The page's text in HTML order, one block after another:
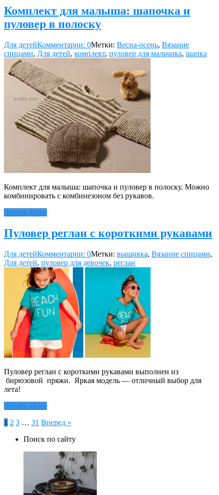
Комплект для малыша: шапочка и
пуловер в полоску
Для детейКомментарии: 0Метки: Весна-осень, Вязание
спицами, Для детей, комплект, пуловер для мальчика, шапка
Комплект для малыша: шапочка и пуловер в полоску. Можно
комбинировать с комбинезоном без рукавов.
Читать далее
Пуловер реглан с короткими рукавами
Для детейКомментарии: 0Метки: вышивка, Вязание спицами,
Для детей, пуловер для девочек, реглан
Пуловер реглан с короткими рукавами выполнен из
бирюзовой пряжи. Яркая модель — отличный выбор для
лета!
Читать далее
Пагинация
записей
1 2 3 … 31 Вперед »
Поиск по сайту